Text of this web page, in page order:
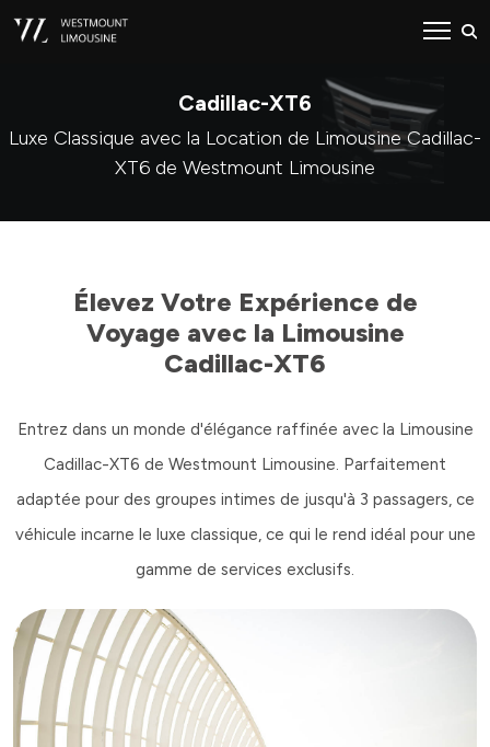
Cadillac-XT6
Luxe Classique avec la Location de Limousine Cadillac-
XT6 de Westmount Limousine
Élevez Votre Expérience de
Voyage avec la Limousine
Cadillac-XT6
Entrez dans un monde d'élégance raffinée avec la Limousine
Cadillac-XT6 de Westmount Limousine. Parfaitement
adaptée pour des groupes intimes de jusqu'à 3 passagers, ce
véhicule incarne le luxe classique, ce qui le rend idéal pour une
gamme de services exclusifs.